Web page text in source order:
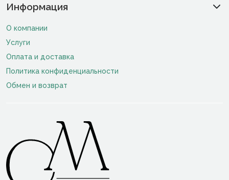
Информация
О компании
Услуги
Оплата и доставка
Политика конфиденциальности
Обмен и возврат